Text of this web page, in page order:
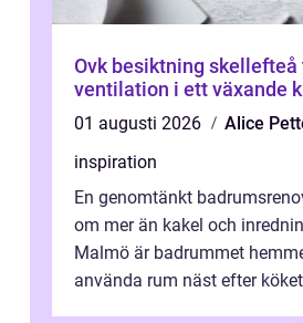
Ovk besiktning skellefteå trygg
ventilation i ett växande
01 augusti 2026
Alice
inspiration
En genomtänkt
om mer än kakel och
Malmö är badrummet
använda rum näst efter